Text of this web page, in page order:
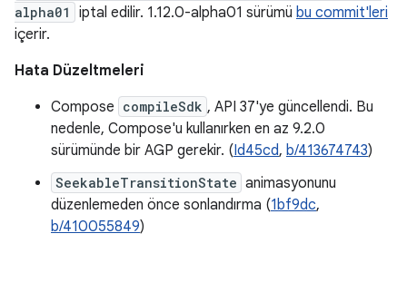
alpha01
iptal edilir. 1.12.0-alpha01 sürümü bu commit'leri
içerir.
Hata Düzeltmeleri
Compose compileSdk , API 37'ye güncellendi. Bu
nedenle, Compose'u kullanırken en az 9.2.0
sürümünde bir AGP gerekir. (Id45cd, b/413674743)
SeekableTransitionState animasyonunu
düzenlemeden önce sonlandırma (1bf9dc,
b/410055849)